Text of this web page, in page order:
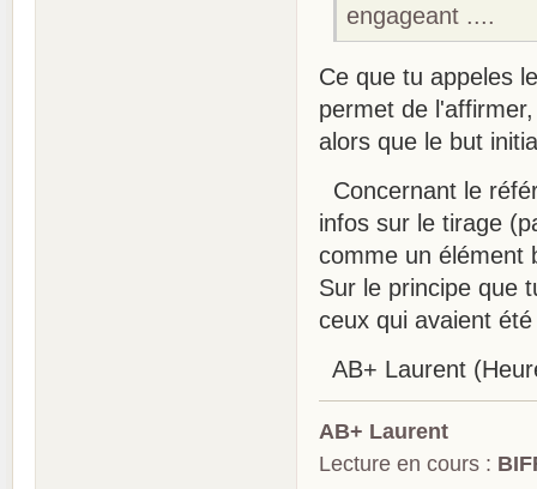
engageant ....
Ce que tu appeles
permet de
alors que le but
Concernant le
infos sur le tirage
comme un élément
Sur le principe que
ceux qui avaient
AB+ Laurent
AB+ Laurent
Lecture en cours :